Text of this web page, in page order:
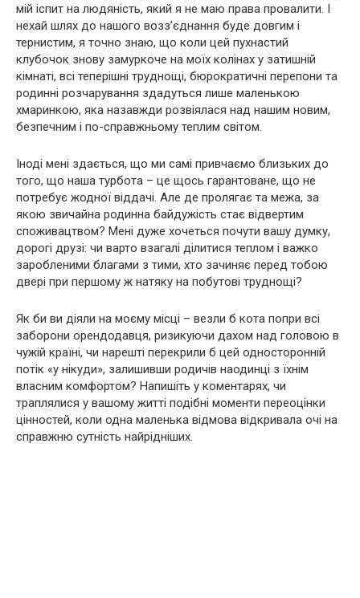
мій іспит на людяність, який я не маю права провалити. І
нехай шлях до нашого возз’єднання буде довгим і
тернистим, я точно знаю, що коли цей пухнастий
клубочок знову замуркоче на моїх колінах у затишній
кімнаті, всі теперішні труднощі, бюрократичні перепони та
родинні розчарування здадуться лише маленькою
хмаринкою, яка назавжди розвіялася над нашим новим,
безпечним і по-справжньому теплим світом.
Іноді мені здається, що ми самі привчаємо близьких до
того, що наша турбота – це щось гарантоване, що не
потребує жодної віддачі. Але де пролягає та межа, за
якою звичайна родинна байдужість стає відвертим
споживацтвом? Мені дуже хочеться почути вашу думку,
дорогі друзі: чи варто взагалі ділитися теплом і важко
заробленими благами з тими, хто зачиняє перед тобою
двері при першому ж натяку на побутові труднощі?
Як би ви діяли на моєму місці – везли б кота попри всі
заборони орендодавця, ризикуючи дахом над головою в
чужій країні, чи нарешті перекрили б цей односторонній
потік «у нікуди», залишивши родичів наодинці з їхнім
власним комфортом? Напишіть у коментарях, чи
траплялися у вашому житті подібні моменти переоцінки
цінностей, коли одна маленька відмова відкривала очі на
справжню сутність найрідніших.